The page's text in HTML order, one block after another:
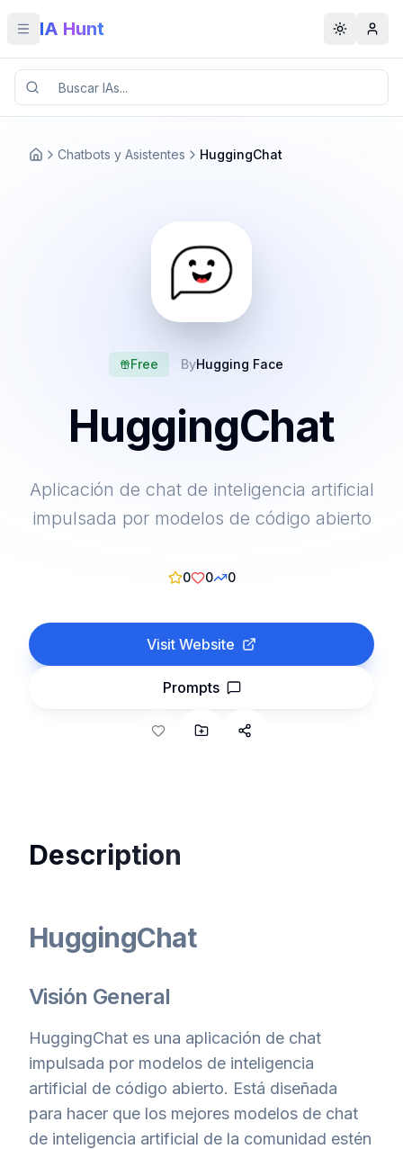
Toggle menu
IA Hunt Toggle
Chatbots y Asistentes HuggingChat
Free ByHugging Face
HuggingChat
Aplicación de chat de inteligencia artificial
impulsada por modelos de código abierto
0 0 0
Visit Website
Prompts
Description
HuggingChat
Visión General
HuggingChat es una aplicación de chat
impulsada por modelos de inteligencia
artificial de código abierto. Está diseñada
para hacer que los mejores modelos de chat
de inteligencia artificial de la comunidad estén